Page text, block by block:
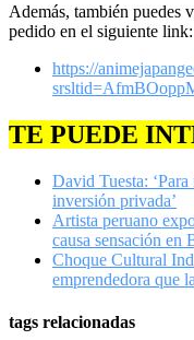
Además, también puedes
pedido en el siguiente link:
https://
TE PUEDE
David Tuesta:
inversión privada’
Artista peruano
causa sensación en
Choque Cultural
emprendedora que
tags relacionadas